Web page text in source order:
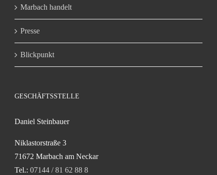
Marbach handelt
Presse
Blickpunkt
GESCHÄFTSSTELLE
Daniel Steinbauer
Niklastorstraße 3
71672 Marbach am Neckar
Tel.: 07144 / 81 62 88 8